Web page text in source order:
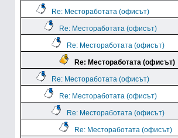
Re: Местоработата (офисът)
Re: Местоработата (офисът)
Re: Местоработата (офисът)
Re: Местоработата (офисът)
Re: Местоработата (офисът)
Re: Местоработата (офисът)
Re: Местоработата (офисът)
Re: Местоработата (офисът)